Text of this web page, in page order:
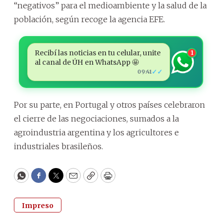
“negativos” para el medioambiente y la salud de la
población, según recoge la agencia EFE.
Recibí las noticias en tu celular, unite
al canal de ÚH en WhatsApp 🤩
09:41✓✓
1
Por su parte, en Portugal y otros países celebraron
el cierre de las negociaciones, sumados a la
agroindustria argentina y los agricultores e
industriales brasileños.
WhatsApp
Facebook
Twitter
EmailCopyPrint
Impreso